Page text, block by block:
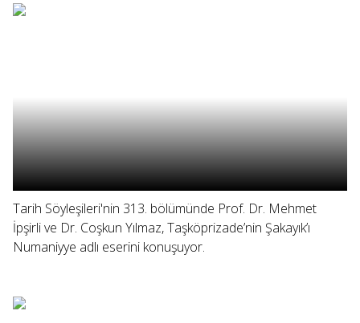
Tarih Söyleşileri'nin 313. bölümünde Prof. Dr. Mehmet
İpşirli ve Dr. Coşkun Yılmaz, Taşköprizade’nin Şakayık’ı
Numaniyye adlı eserini konuşuyor.